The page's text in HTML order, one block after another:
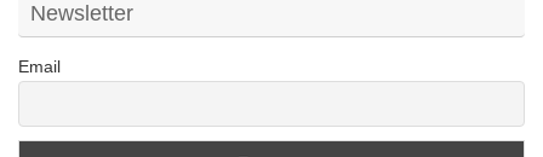
Newsletter
Email